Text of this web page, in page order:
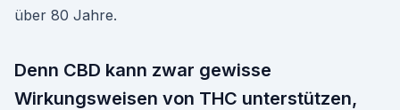
über 80 Jahre.
Denn CBD kann zwar gewisse
Wirkungsweisen von THC unterstützen,